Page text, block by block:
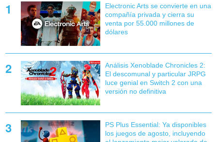
Electronic Arts se convierte en una
compañía privada y cierra su
venta por 55.000 millones de
dólares
Análisis Xenoblade Chronicles 2:
El descomunal y particular JRPG
luce genial en Switch 2 con una
versión no definitiva
PS Plus Essential: Ya disponibles
los juegos de agosto, incluyendo